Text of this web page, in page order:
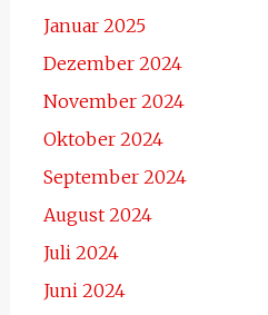
Januar 2025
Dezember 2024
November 2024
Oktober 2024
September 2024
August 2024
Juli 2024
Juni 2024